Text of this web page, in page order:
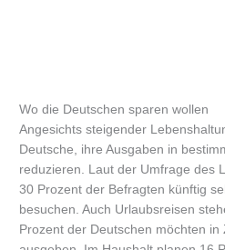
Wo die Deutschen sparen wollen
Angesichts steigender
Deutsche, ihre Ausgaben in
reduzieren. Laut der Umfrage des
30 Prozent der Befragten künftig
besuchen. Auch Urlaubsreisen
Prozent der Deutschen möchten